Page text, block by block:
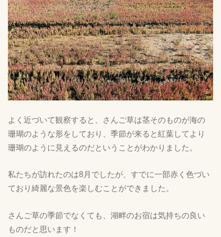
よく近づいて観察すると、さんご草は茎そのものが海の
珊瑚のような形をしており、季節が来ると紅葉してより
珊瑚のように見えるのだということがわかりました。
私たちが訪れたのは8月でしたが、すでに一部赤く色づい
ており綺麗な景色を楽しむことができました。
さんご草の季節でなくても、湖畔のお宿は気持ちの良い
ものだと思います！